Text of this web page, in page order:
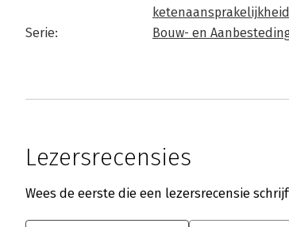
Serie:
Bouw- en
Lezersrecensies
Wees de eerste die een lezersrecensie